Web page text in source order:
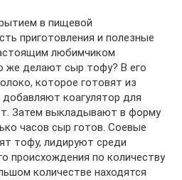
в пищевой
приготовления и полезные
любимчиком
же делают сыр тофу? В его
которое готовят из
коагулятор для
Затем выкладывают в форму
часов сыр готов. Соевые
тофу, лидируют среди
происхождения по количеству
количестве находятся